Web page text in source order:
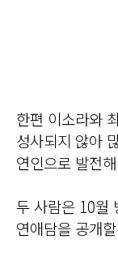
한편 이소라와
성사되지 않아
연인으로 발전
두 사람은 10월
연애담을 공개